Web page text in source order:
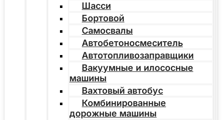
Шасси
Бортовой
Самосвалы
Автобетоносмеситель
Автотопливозаправщики
Вакуумные и илососные
машины
Вахтовый автобус
Комбинированные
дорожные машины